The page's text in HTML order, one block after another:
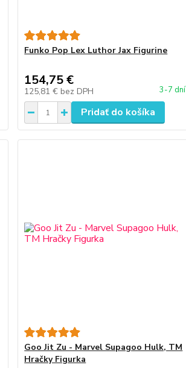
Funko Pop Lex Luthor Jax Figurine
154,75 €
125,81 € bez DPH 3-7 dní
Pridať do košíka
Goo Jit Zu - Marvel Supagoo Hulk, TM
Hračky Figurka